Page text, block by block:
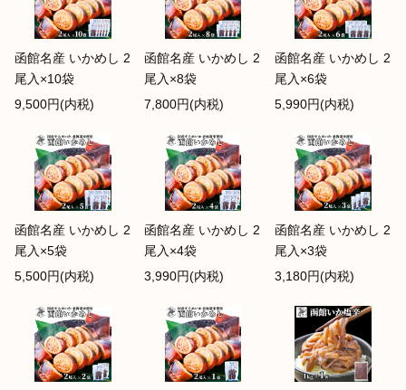
函館名産 いかめし 2
尾入×10袋
9,500円(内税)
函館名産 いかめし 2
尾入×8袋
7,800円(内税)
函館名産 いかめし 2
尾入×6袋
5,990円(内税)
函館名産 いかめし 2
尾入×5袋
5,500円(内税)
函館名産 いかめし 2
尾入×4袋
3,990円(内税)
函館名産 いかめし 2
尾入×3袋
3,180円(内税)